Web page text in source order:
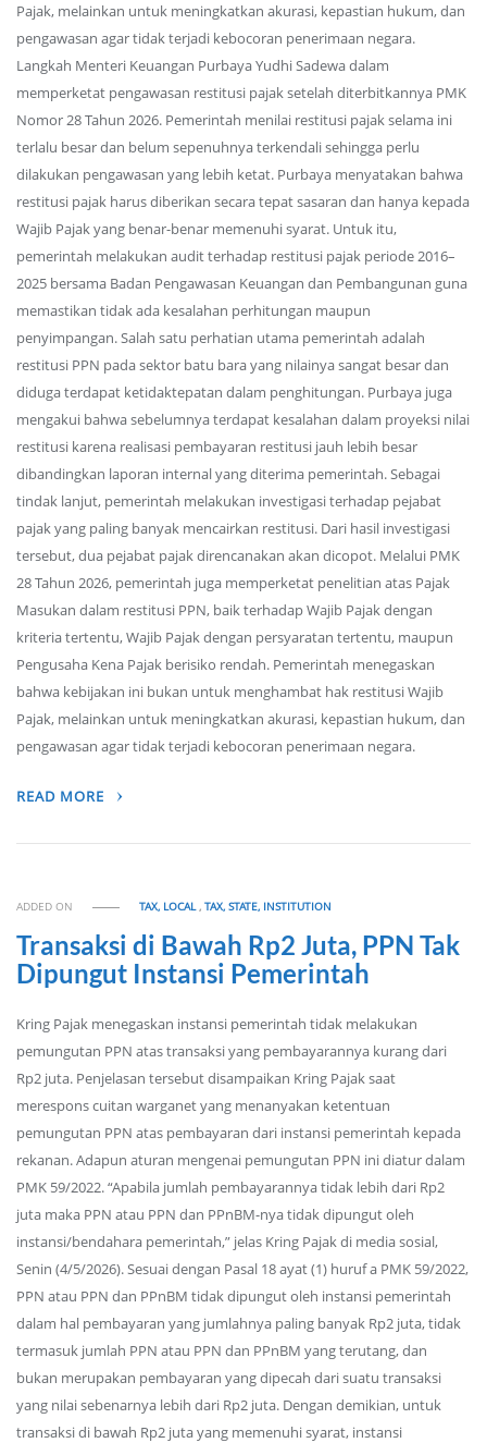
Pajak, melainkan untuk meningkatkan akurasi, kepastian hukum, dan
pengawasan agar tidak terjadi kebocoran penerimaan negara.
Langkah Menteri Keuangan Purbaya Yudhi Sadewa dalam
memperketat pengawasan restitusi pajak setelah diterbitkannya PMK
Nomor 28 Tahun 2026. Pemerintah menilai restitusi pajak selama ini
terlalu besar dan belum sepenuhnya terkendali sehingga perlu
dilakukan pengawasan yang lebih ketat. Purbaya menyatakan bahwa
restitusi pajak harus diberikan secara tepat sasaran dan hanya kepada
Wajib Pajak yang benar-benar memenuhi syarat. Untuk itu,
pemerintah melakukan audit terhadap restitusi pajak periode 2016–
2025 bersama Badan Pengawasan Keuangan dan Pembangunan guna
memastikan tidak ada kesalahan perhitungan maupun
penyimpangan. Salah satu perhatian utama pemerintah adalah
restitusi PPN pada sektor batu bara yang nilainya sangat besar dan
diduga terdapat ketidaktepatan dalam penghitungan. Purbaya juga
mengakui bahwa sebelumnya terdapat kesalahan dalam proyeksi nilai
restitusi karena realisasi pembayaran restitusi jauh lebih besar
dibandingkan laporan internal yang diterima pemerintah. Sebagai
tindak lanjut, pemerintah melakukan investigasi terhadap pejabat
pajak yang paling banyak mencairkan restitusi. Dari hasil investigasi
tersebut, dua pejabat pajak direncanakan akan dicopot. Melalui PMK
28 Tahun 2026, pemerintah juga memperketat penelitian atas Pajak
Masukan dalam restitusi PPN, baik terhadap Wajib Pajak dengan
kriteria tertentu, Wajib Pajak dengan persyaratan tertentu, maupun
Pengusaha Kena Pajak berisiko rendah. Pemerintah menegaskan
bahwa kebijakan ini bukan untuk menghambat hak restitusi Wajib
Pajak, melainkan untuk meningkatkan akurasi, kepastian hukum, dan
pengawasan agar tidak terjadi kebocoran penerimaan negara.
READ MORE
ADDED ON TAX, LOCAL,TAX, STATE, INSTITUTION
Transaksi di Bawah Rp2 Juta, PPN Tak
Dipungut Instansi Pemerintah
Kring Pajak menegaskan instansi pemerintah tidak melakukan
pemungutan PPN atas transaksi yang pembayarannya kurang dari
Rp2 juta. Penjelasan tersebut disampaikan Kring Pajak saat
merespons cuitan warganet yang menanyakan ketentuan
pemungutan PPN atas pembayaran dari instansi pemerintah kepada
rekanan. Adapun aturan mengenai pemungutan PPN ini diatur dalam
PMK 59/2022. “Apabila jumlah pembayarannya tidak lebih dari Rp2
juta maka PPN atau PPN dan PPnBM-nya tidak dipungut oleh
instansi/bendahara pemerintah,” jelas Kring Pajak di media sosial,
Senin (4/5/2026). Sesuai dengan Pasal 18 ayat (1) huruf a PMK 59/2022,
PPN atau PPN dan PPnBM tidak dipungut oleh instansi pemerintah
dalam hal pembayaran yang jumlahnya paling banyak Rp2 juta, tidak
termasuk jumlah PPN atau PPN dan PPnBM yang terutang, dan
bukan merupakan pembayaran yang dipecah dari suatu transaksi
yang nilai sebenarnya lebih dari Rp2 juta. Dengan demikian, untuk
transaksi di bawah Rp2 juta yang memenuhi syarat, instansi